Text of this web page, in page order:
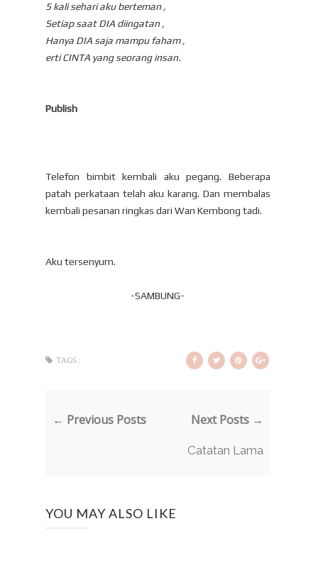
5 kali sehari aku berteman ,
Setiap saat DIA diingatan ,
Hanya DIA saja mampu faham ,
erti CINTA yang seorang insan.
Publish
Telefon bimbit kembali aku pegang. Beberapa
patah perkataan telah aku karang. Dan membalas
kembali pesanan ringkas dari Wan Kembong tadi.
Aku tersenyum.
-SAMBUNG-
TAGS :
← Previous Posts Next Posts →
Catatan Lama
YOU MAY ALSO LIKE